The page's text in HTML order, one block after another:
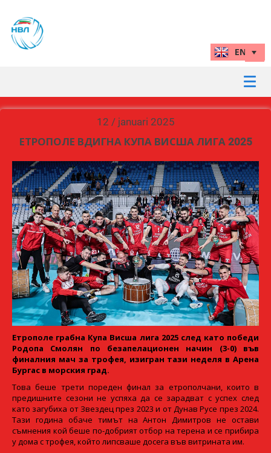
12 / januari 2025
ЕТРОПОЛЕ ВДИГНА КУПА ВИСША ЛИГА 2025
Етрополе грабна Купа Висша лига 2025 след като победи
Родопа Смолян по безапелационен начин (3-0) във
финалния мач за трофея, изигран тази неделя в Арена
Бургас в морския град.
Това беше трети пореден финал за етрополчани, които в
предишните сезони не успяха да се зарадват с успех след
като загубиха от Звездец през 2023 и от Дунав Русе през 2024.
Тази година обаче тимът на Антон Димитров не остави
съмнения кой беше по-добрият отбор на терена и се прибира
у дома с трофея, който липсваше досега във витрината им.